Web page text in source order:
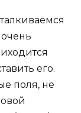
его.
поля, не